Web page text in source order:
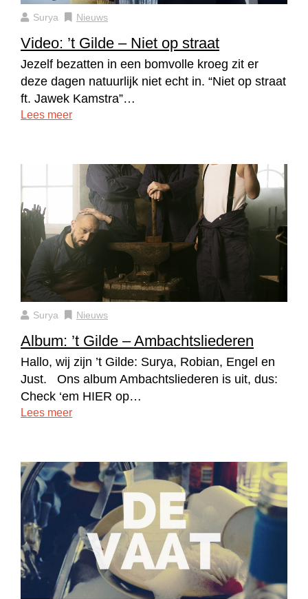
Surya Nieuws
Video: ’t Gilde – Niet op straat
Jezelf bezatten in een bomvolle kroeg zit er
deze dagen natuurlijk niet echt in. “Niet op straat
ft. Jawek Kamstra”…
Lees meer
Surya Nieuws
Album: ’t Gilde – Ambachtsliederen
Hallo, wij zijn ’t Gilde: Surya, Robian, Engel en
Just. Ons album Ambachtsliederen is uit, dus:
Check ‘em HIER op…
Lees meer